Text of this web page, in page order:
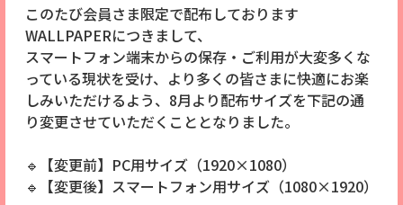
このたび会員さま限定で配布しております
WALLPAPERにつきまして、
スマートフォン端末からの保存・ご利用が大変多くな
っている現状を受け、より多くの皆さまに快適にお楽
しみいただけるよう、8月より配布サイズを下記の通
り変更させていただくこととなりました。
🔹【変更前】PC用サイズ（1920×1080）
🔹【変更後】スマートフォン用サイズ（1080×1920）